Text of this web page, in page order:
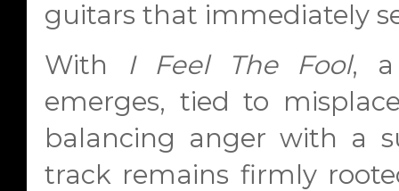
guitars that immediately
With I Feel The Fool, a
emerges, tied to
balancing anger with a
track remains firmly